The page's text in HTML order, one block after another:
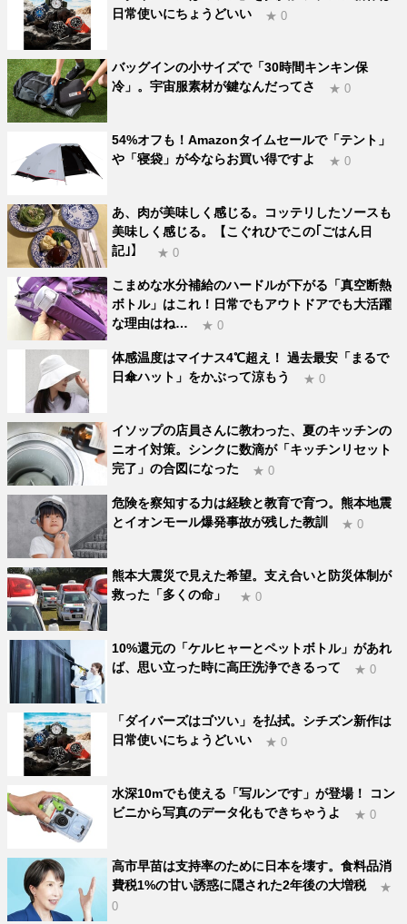
日常使いにちょうどいい
★ 0
バッグインの小サイズで「30時間キンキン保
冷」。宇宙服素材が鍵なんだってさ
★ 0
54%オフも！Amazonタイムセールで「テント」
や「寝袋」が今ならお買い得ですよ
★ 0
あ、肉が美味しく感じる。コッテリしたソースも
美味しく感じる。【こぐれひでこの｢ごはん日
記｣】
★ 0
こまめな水分補給のハードルが下がる「真空断熱
ボトル」はこれ！日常でもアウトドアでも大活躍
な理由はね…
★ 0
体感温度はマイナス4℃超え！ 過去最安「まるで
日傘ハット」をかぶって涼もう
★ 0
イソップの店員さんに教わった、夏のキッチンの
ニオイ対策。シンクに数滴が「キッチンリセット
完了」の合図になった
★ 0
危険を察知する力は経験と教育で育つ。熊本地震
とイオンモール爆発事故が残した教訓
★ 0
熊本大震災で見えた希望。支え合いと防災体制が
救った「多くの命」
★ 0
10%還元の「ケルヒャーとペットボトル」があれ
ば、思い立った時に高圧洗浄できるって
★ 0
「ダイバーズはゴツい」を払拭。シチズン新作は
日常使いにちょうどいい
★ 0
水深10mでも使える「写ルンです」が登場！ コン
ビニから写真のデータ化もできちゃうよ
★ 0
高市早苗は支持率のために日本を壊す。食料品消
費税1%の甘い誘惑に隠された2年後の大増税
★
0